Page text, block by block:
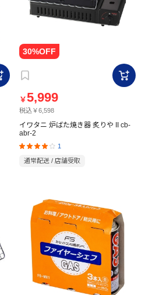
￥5,999
税込￥6,598
イワタニ 炉ばた焼き器 炙りや II cb-
abr-2
1
通常配送 / 店舗受取